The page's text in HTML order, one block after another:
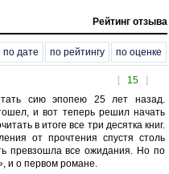
Рейтинг отзыва
по дате по рейтингу по оценке
[ 15 ]
сию эпопею 25 лет назад.
и вот теперь решил начать
в итоге все три десятка книг.
от прочтения спустя столь
превзошла все ожидания. Но по
и о первом романе.